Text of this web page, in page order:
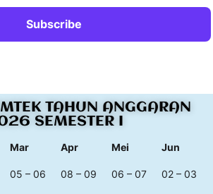
TAHUN ANGGARAN
SEMESTER I
Mar Apr Mei Jun
05 – 06 08 – 09 06 – 07 02 – 03